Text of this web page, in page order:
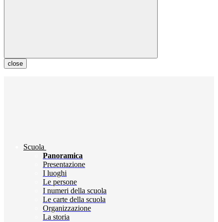
close
Scuola
Panoramica
Presentazione
I luoghi
Le persone
I numeri della scuola
Le carte della scuola
Organizzazione
La storia